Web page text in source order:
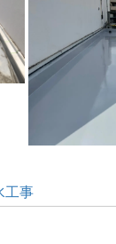
工事